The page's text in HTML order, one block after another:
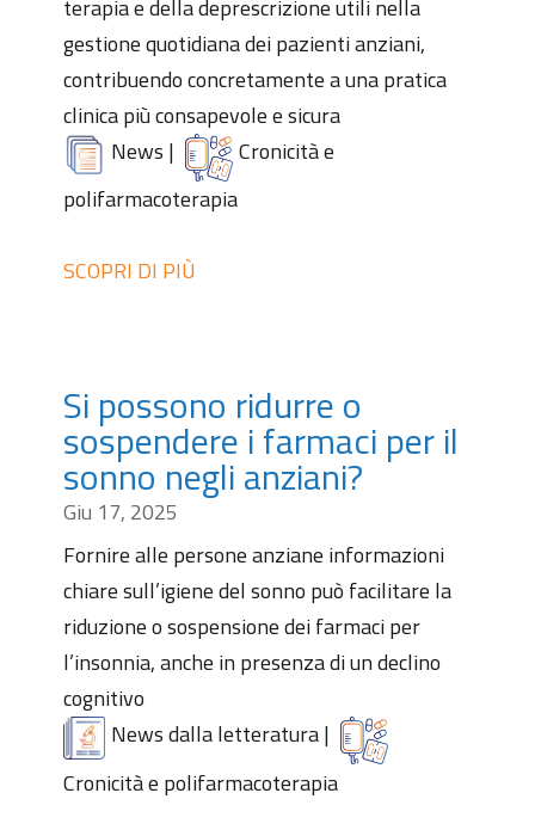
terapia e della deprescrizione utili nella
gestione quotidiana dei pazienti anziani,
contribuendo concretamente a una pratica
clinica più consapevole e sicura
News |
Cronicità e
polifarmacoterapia
SCOPRI DI PIÙ
Si possono ridurre o
sospendere i farmaci per il
sonno negli anziani?
Giu 17, 2025
Fornire alle persone anziane informazioni
chiare sull’igiene del sonno può facilitare la
riduzione o sospensione dei farmaci per
l’insonnia, anche in presenza di un declino
cognitivo
News dalla letteratura|
Cronicità e polifarmacoterapia